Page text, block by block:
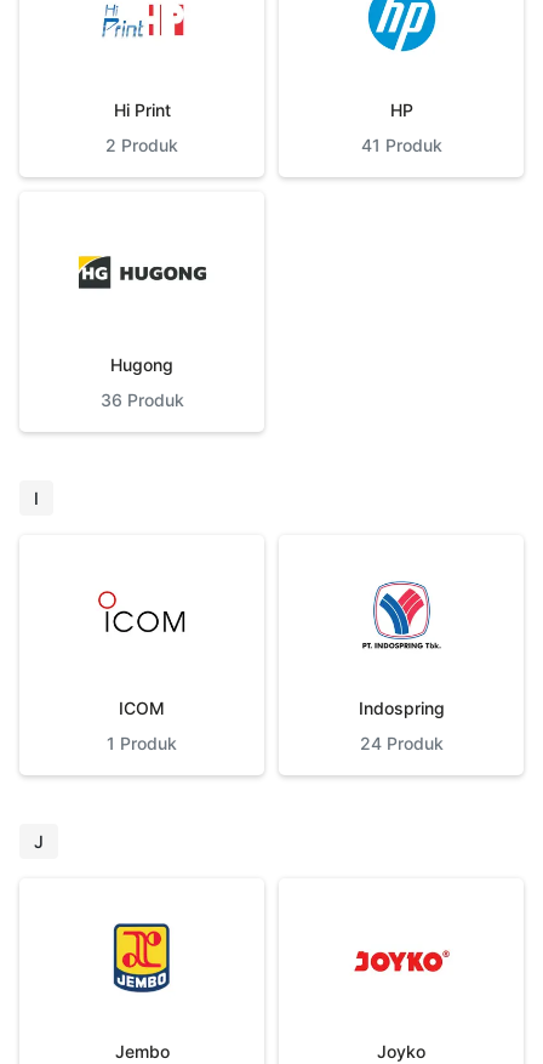
Hi Print
2 Produk
HP
41 Produk
Hugong
36 Produk
I
ICOM
1 Produk
Indospring
24 Produk
J
Jembo
Joyko